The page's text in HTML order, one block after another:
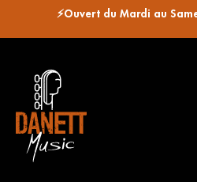
⚡Ouvert du Mardi au